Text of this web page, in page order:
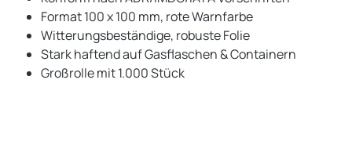
Format 100 x 100 mm, rote Warnfarbe
Witterungsbeständige, robuste Folie
Stark haftend auf Gasflaschen & Containern
Großrolle mit 1.000 Stück